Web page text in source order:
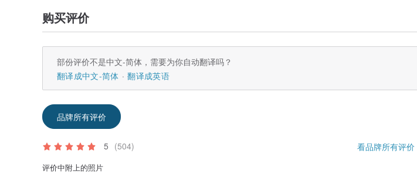
购买评价
部份评价不是中文-简体，需要为你自动翻译吗？
翻译成中文-简体
翻译成英语
品牌所有评价
5 (504) 看品牌所有评价
评价中附上的照片